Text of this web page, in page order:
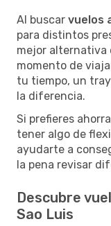
Al buscar vuelos
para distintos
mejor alternativa
momento de
tu tiempo, un
la diferencia.
Si prefieres
tener algo de
ayudarte a
la pena revisar
Descubre
Sao Luis